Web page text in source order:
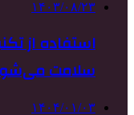
۱۴۰۳/۰۸/۲۳
استفاده از
سلامت
۱۴۰۴/۰۱/۰۳